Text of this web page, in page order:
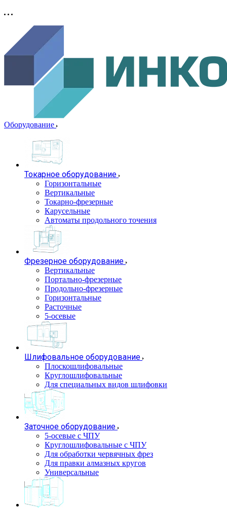
Оборудование
Токарное оборудование
Горизонтальные
Вертикальные
Токарно-фрезерные
Карусельные
Автоматы продольного точения
Фрезерное оборудование
Вертикальные
Портально-фрезерные
Продольно-фрезерные
Горизонтальные
Расточные
5-осевые
Шлифовальное оборудование
Плоскошлифовальные
Круглошлифовальные
Для специальных видов шлифовки
Заточное оборудование
5-осевые с ЧПУ
Круглошлифовальные с ЧПУ
Для обработки червячных фрез
Для правки алмазных кругов
Универсальные